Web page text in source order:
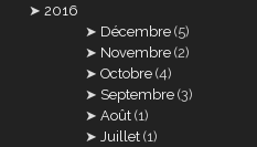
2016
Décembre (5)
Novembre (2)
Octobre (4)
Septembre (3)
Août (1)
Juillet (1)